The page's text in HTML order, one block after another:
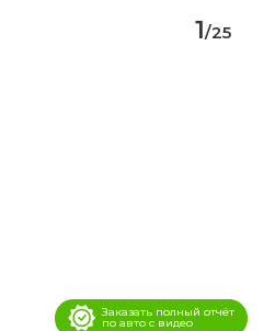
Заказать полный отчёт
по авто с видео
1/25